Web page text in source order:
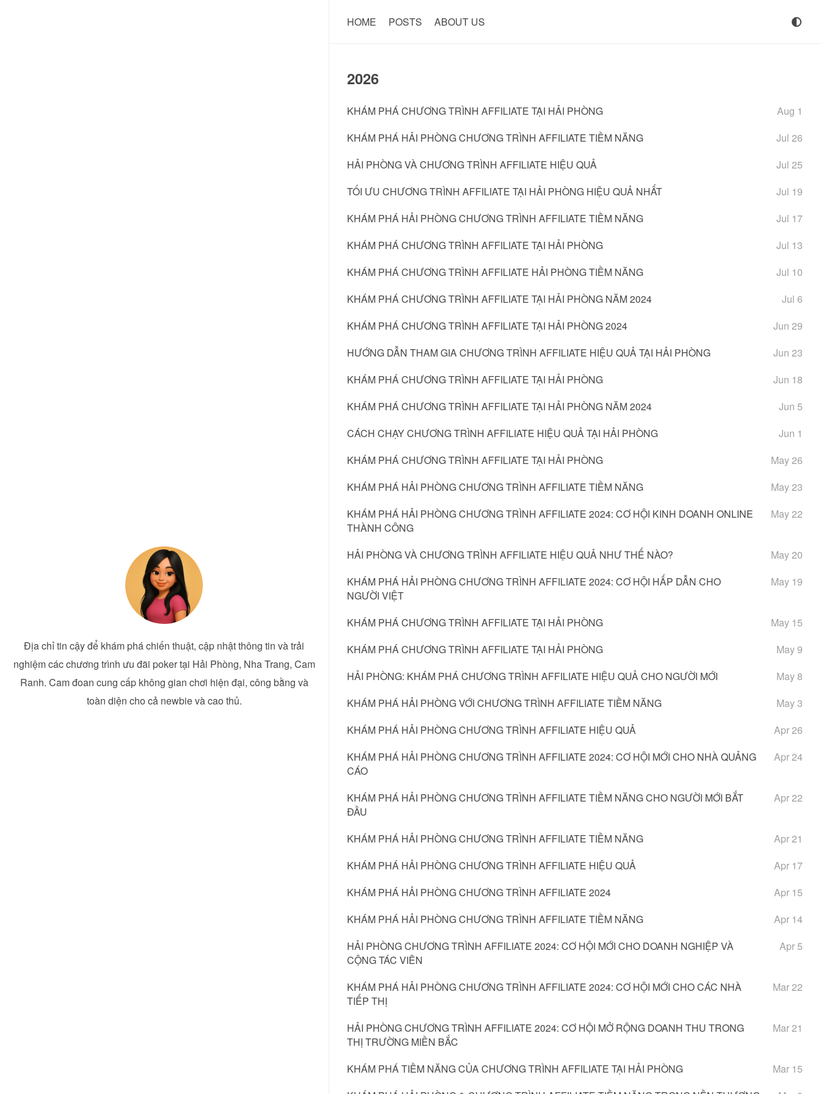
Địa chỉ tin cậy để khám phá chiến thuật, cập nhật thông tin và trải
nghiệm các chương trình ưu đãi poker tại Hải Phòng, Nha Trang, Cam
Ranh. Cam đoan cung cấp không gian chơi hiện đại, công bằng và
toàn diện cho cả newbie và cao thủ.
HOME POSTS ABOUT US
2026
KHÁM PHÁ CHƯƠNG TRÌNH AFFILIATE TẠI HẢI PHÒNG
Aug 1
KHÁM PHÁ HẢI PHÒNG CHƯƠNG TRÌNH AFFILIATE TIỀM NĂNG
Jul 26
HẢI PHÒNG VÀ CHƯƠNG TRÌNH AFFILIATE HIỆU QUẢ
Jul 25
TỐI ƯU CHƯƠNG TRÌNH AFFILIATE TẠI HẢI PHÒNG HIỆU QUẢ NHẤT
Jul 19
KHÁM PHÁ HẢI PHÒNG CHƯƠNG TRÌNH AFFILIATE TIỀM NĂNG
Jul 17
KHÁM PHÁ CHƯƠNG TRÌNH AFFILIATE TẠI HẢI PHÒNG
Jul 13
KHÁM PHÁ CHƯƠNG TRÌNH AFFILIATE HẢI PHÒNG TIỀM NĂNG
Jul 10
KHÁM PHÁ CHƯƠNG TRÌNH AFFILIATE TẠI HẢI PHÒNG NĂM 2024
Jul 6
KHÁM PHÁ CHƯƠNG TRÌNH AFFILIATE TẠI HẢI PHÒNG 2024
Jun 29
HƯỚNG DẪN THAM GIA CHƯƠNG TRÌNH AFFILIATE HIỆU QUẢ TẠI HẢI PHÒNG
Jun 23
KHÁM PHÁ CHƯƠNG TRÌNH AFFILIATE TẠI HẢI PHÒNG
Jun 18
KHÁM PHÁ CHƯƠNG TRÌNH AFFILIATE TẠI HẢI PHÒNG NĂM 2024
Jun 5
CÁCH CHẠY CHƯƠNG TRÌNH AFFILIATE HIỆU QUẢ TẠI HẢI PHÒNG
Jun 1
KHÁM PHÁ CHƯƠNG TRÌNH AFFILIATE TẠI HẢI PHÒNG
May 26
KHÁM PHÁ HẢI PHÒNG CHƯƠNG TRÌNH AFFILIATE TIỀM NĂNG
May 23
KHÁM PHÁ HẢI PHÒNG CHƯƠNG TRÌNH AFFILIATE 2024: CƠ HỘI KINH DOANH ONLINE
THÀNH CÔNG
May 22
HẢI PHÒNG VÀ CHƯƠNG TRÌNH AFFILIATE HIỆU QUẢ NHƯ THẾ NÀO?
May 20
KHÁM PHÁ HẢI PHÒNG CHƯƠNG TRÌNH AFFILIATE 2024: CƠ HỘI HẤP DẪN CHO
NGƯỜI VIỆT
May 19
KHÁM PHÁ CHƯƠNG TRÌNH AFFILIATE TẠI HẢI PHÒNG
May 15
KHÁM PHÁ CHƯƠNG TRÌNH AFFILIATE TẠI HẢI PHÒNG
May 9
HẢI PHÒNG: KHÁM PHÁ CHƯƠNG TRÌNH AFFILIATE HIỆU QUẢ CHO NGƯỜI MỚI
May 8
KHÁM PHÁ HẢI PHÒNG VỚI CHƯƠNG TRÌNH AFFILIATE TIỀM NĂNG
May 3
KHÁM PHÁ HẢI PHÒNG CHƯƠNG TRÌNH AFFILIATE HIỆU QUẢ
Apr 26
KHÁM PHÁ HẢI PHÒNG CHƯƠNG TRÌNH AFFILIATE 2024: CƠ HỘI MỚI CHO NHÀ QUẢNG
CÁO
Apr 24
KHÁM PHÁ HẢI PHÒNG CHƯƠNG TRÌNH AFFILIATE TIỀM NĂNG CHO NGƯỜI MỚI BẮT
ĐẦU
Apr 22
KHÁM PHÁ HẢI PHÒNG CHƯƠNG TRÌNH AFFILIATE TIỀM NĂNG
Apr 21
KHÁM PHÁ HẢI PHÒNG CHƯƠNG TRÌNH AFFILIATE HIỆU QUẢ
Apr 17
KHÁM PHÁ HẢI PHÒNG CHƯƠNG TRÌNH AFFILIATE 2024
Apr 15
KHÁM PHÁ HẢI PHÒNG CHƯƠNG TRÌNH AFFILIATE TIỀM NĂNG
Apr 14
HẢI PHÒNG CHƯƠNG TRÌNH AFFILIATE 2024: CƠ HỘI MỚI CHO DOANH NGHIỆP VÀ
CỘNG TÁC VIÊN
Apr 5
KHÁM PHÁ HẢI PHÒNG CHƯƠNG TRÌNH AFFILIATE 2024: CƠ HỘI MỚI CHO CÁC NHÀ
TIẾP THỊ
Mar 22
HẢI PHÒNG CHƯƠNG TRÌNH AFFILIATE 2024: CƠ HỘI MỞ RỘNG DOANH THU TRONG
THỊ TRƯỜNG MIỀN BẮC
Mar 21
KHÁM PHÁ TIỀM NĂNG CỦA CHƯƠNG TRÌNH AFFILIATE TẠI HẢI PHÒNG
Mar 15